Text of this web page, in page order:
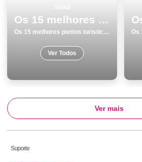
Os 15 melhores pontos turisticos para visitar em Ãvora
Os 15 melhores pontos turisticos para visitar em Ãvora
Ver Todos
Ver mais
Suporte